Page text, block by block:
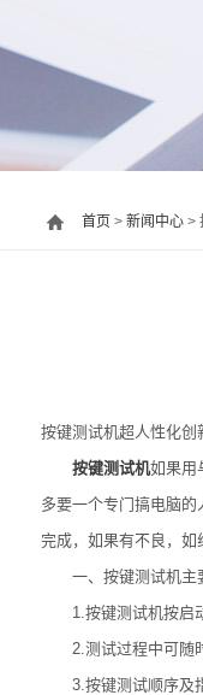
首页 > 新闻中心>
按键测试机超人性化创
按键测试机如果用
多要一个专门搞电脑
完成，如果有不良，如
一、按键测试机主
1.按键测试机按启动
2.测试过程中可随时
3.按键测试顺序及指